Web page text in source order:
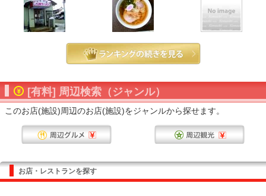
[有料] 周辺検索（ジャンル）
このお店(施設)周辺のお店(施設)をジャンルから探せます。
お店・レストランを探す